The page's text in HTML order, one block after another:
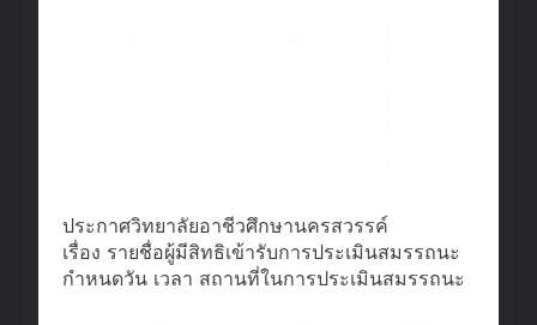
ประกาศวิทยาลัยอาชีวศึกษานครสวรรค์
เรื่อง รายชื่อผู้มีสิทธิเข้ารับการประเมินสมรรถนะ
กำหนดวัน เวลา สถานที่ในการประเมินสมรรถนะ